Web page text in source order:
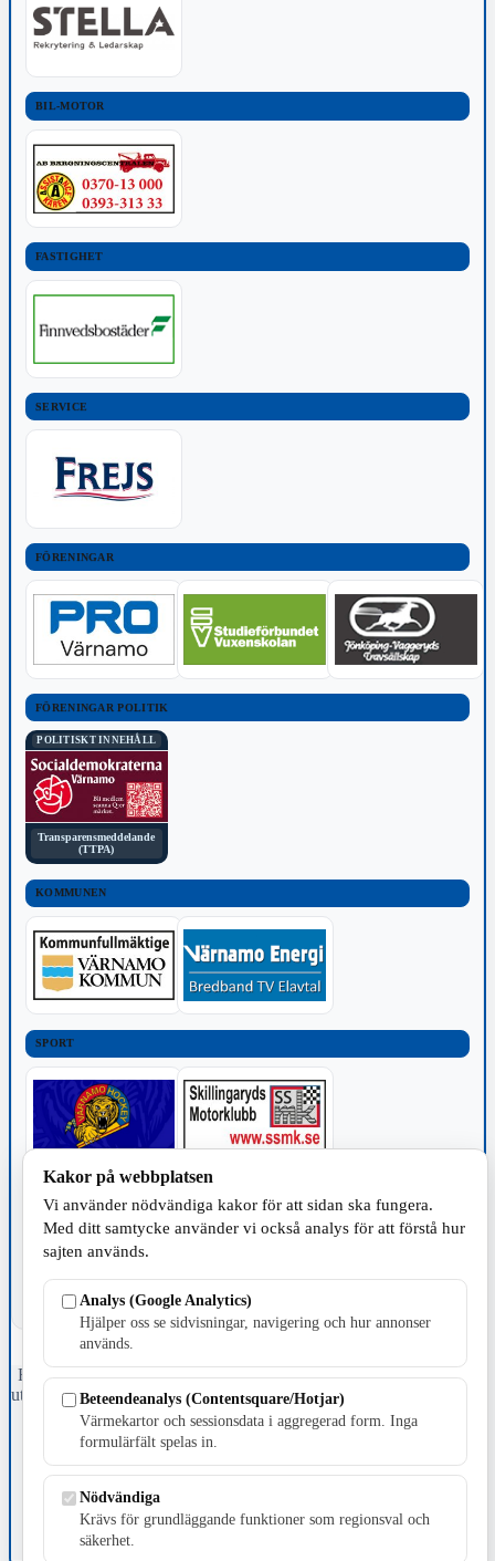
BIL-MOTOR
FASTIGHET
SERVICE
FÖRENINGAR
FÖRENINGAR POLITIK
POLITISKT INNEHÅLL
Transparensmeddelande
(TTPA)
KOMMUNEN
SPORT
Fristående webbtidningsföretag grundat 1991 som sedan 2002 ger
ut tidningen Skillingaryd.nu och 2010 lanserades Värnamo.nu. Från
april 2026 omfattar Skillingaryd.nu tre kommuner: Gnosjö,
Värnamo och Vaggeryds kommun.
Kontakta oss
E-post: redaktionen@skillingaryd.nu
Postadress: Gisslaköp 1, 568 92 Skillingaryd
Kakor på webbplatsen
Vi använder nödvändiga kakor för att sidan ska fungera.
Med ditt samtycke använder vi också analys för att förstå hur
sajten används.
Analys (Google Analytics)
Hjälper oss se sidvisningar, navigering och hur annonser
används.
Beteendeanalys (Contentsquare/Hotjar)
Värmekartor och sessionsdata i aggregerad form. Inga
formulärfält spelas in.
Nödvändiga
Krävs för grundläggande funktioner som regionsval och
säkerhet.